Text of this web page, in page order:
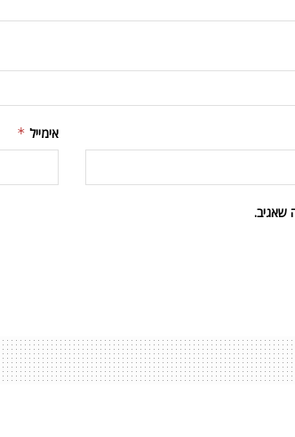
אימייל *
שאגיב.